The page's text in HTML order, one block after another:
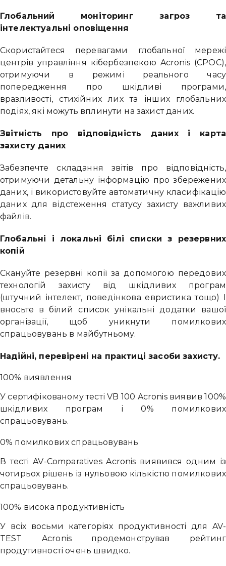
Глобальний моніторинг загроз та
інтелектуальні оповіщення
Скористайтеся перевагами глобальної мережі
центрів управління кібербезпекою Acronis (CPOC),
отримуючи в режимі реального часу
попередження про шкідливі програми,
вразливості, стихійних лих та інших глобальних
подіях, які можуть вплинути на захист даних.
Звітність про відповідність даних і карта
захисту даних
Забезпечте складання звітів про відповідність,
отримуючи детальну інформацію про збережених
даних, і використовуйте автоматичну класифікацію
даних для відстеження статусу захисту важливих
файлів.
Глобальні і локальні білі списки з резервних
копій
Скануйте резервні копії за допомогою передових
технологій захисту від шкідливих програм
(штучний інтелект, поведінкова евристика тощо) І
вносьте в білий список унікальні додатки вашої
організації, щоб уникнути помилкових
спрацьовувань в майбутньому.
Надійні, перевірені на практиці засоби захисту.
100% виявлення
У сертифікованому тесті VB 100 Acronis виявив 100%
шкідливих програм і 0% помилкових
спрацьовувань.
0% помилкових спрацьовувань
В тесті AV-Comparatives Acronis виявився одним із
чотирьох рішень із нульовою кількістю помилкових
спрацьовувань.
100% висока продуктивність
У всіх восьми категоріях продуктивності для AV-
TEST Acronis продемонстрував рейтинг
продутивності очень швидко.